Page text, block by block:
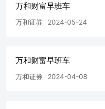
万和财富早班车
万和证券 2024-05-24
万和财富早班车
万和证券 2024-04-08